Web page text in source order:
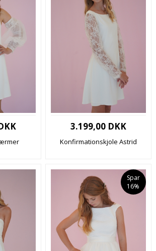
3.199,00 DKK
Konfirmationskjole Astrid
Spar
16%